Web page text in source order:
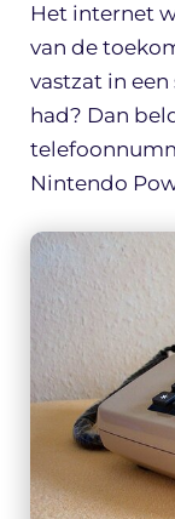
Het internet
van de
vastzat in
had? Dan
Nintendo